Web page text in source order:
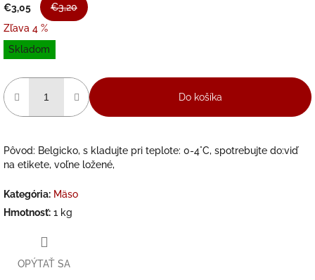
€3,05
€3,20
Zľava 4 %
Jednotková
cena:
Skladom
Do košíka
Pôvod: Belgicko, s kladujte pri teplote: 0-4°C, spotrebujte do:viď
na etikete, voľne ložené,
Kategória: Mäso
Hmotnosť: 1 kg
OPÝTAŤ SA